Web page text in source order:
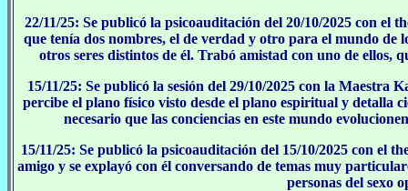
22/11/25: Se publicó la psicoauditación del 20/10/2025 con
que tenía dos nombres, el de verdad y otro para el mundo
otros seres distintos de él. Trabó amistad con uno de ellos,
15/11/25: Se publicó la sesión del 29/10/2025 con la
percibe el plano físico visto desde el plano espiritual y detalla
necesario que las conciencias en este mundo
15/11/25: Se publicó la psicoauditación del 15/10/2025 con el
amigo y se explayó con él conversando de temas muy
personas del sexo